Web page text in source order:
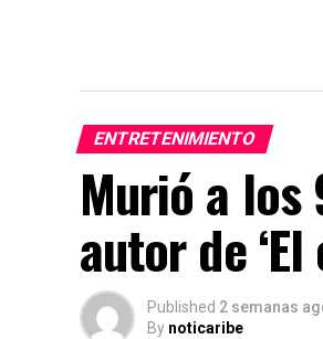
ENTRETENIMIENTO
Murió a los
autor de
Published 2 semanas
By noticaribe